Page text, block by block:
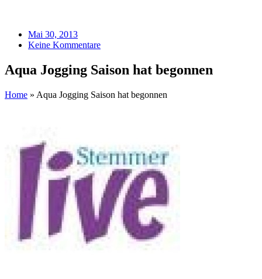
Mai 30, 2013
Keine Kommentare
Aqua Jogging Saison hat begonnen
Home » Aqua Jogging Saison hat begonnen